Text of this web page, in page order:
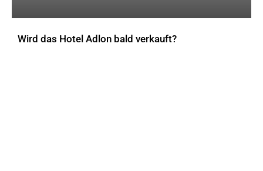
Wird das Hotel Adlon bald verkauft?